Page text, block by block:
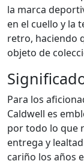
la marca
en el cuello y la
retro, haciendo
objeto de
Para los
Caldwell es
por todo lo que
entrega y
cariño los años